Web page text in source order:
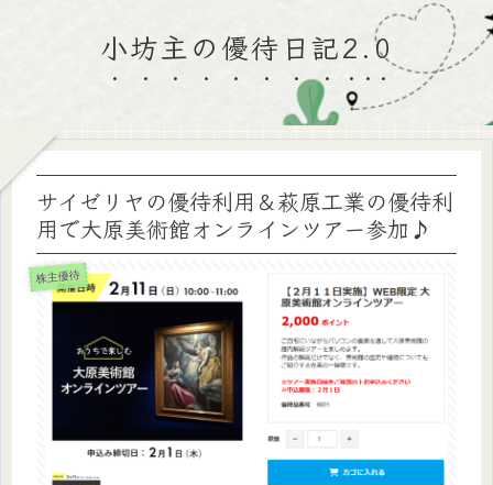
小坊主の優待日記2.0
サイゼリヤの優待利用＆萩原工業の優待利
用で大原美術館オンラインツアー参加♪
株主優待